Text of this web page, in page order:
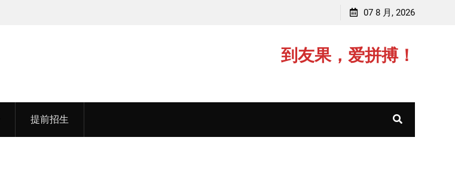
赵老师，毕业于中国矿业大学
07 8 月, 2026
到友果，爱拼搏！
提前招生